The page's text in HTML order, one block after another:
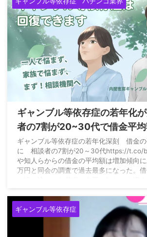
ギャンブル等依存症の若年化
者の7割が20~30代で借金平
多に
ギャンブル等依存症の若年化深刻 借金
に 相談者の7割が20～30代https://t.co/
や知人らからの借金の平均額は増加傾向
万円と同会の調査で過去最多になった。
ギャンブル等依存症